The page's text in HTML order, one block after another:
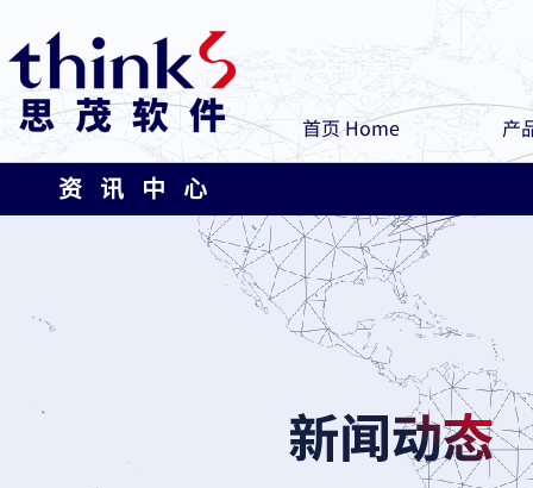
首页 Home 产
资 讯 中 心